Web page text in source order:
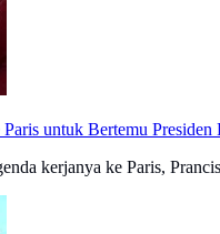
untuk Bertemu Presiden
kerjanya ke Paris,